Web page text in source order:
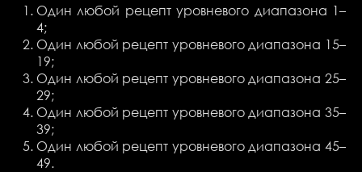
Один любой рецепт уровневого диапазона 1–
4;
Один любой рецепт уровневого диапазона 15–
19;
Один любой рецепт уровневого диапазона 25–
29;
Один любой рецепт уровневого диапазона 35–
39;
Один любой рецепт уровневого диапазона 45–
49.